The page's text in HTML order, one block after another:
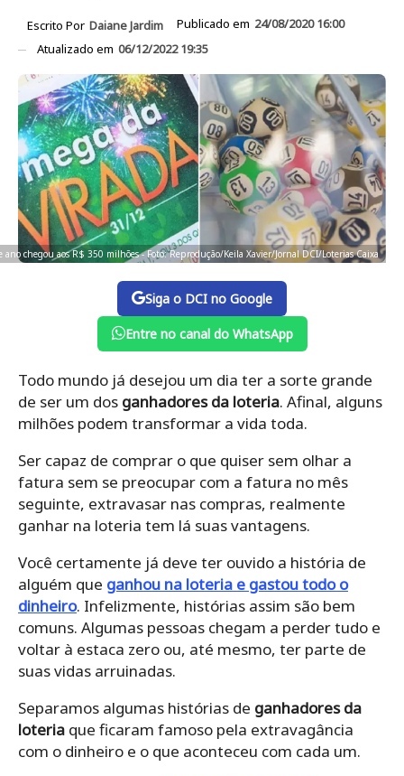
Escrito Por Daiane Jardim Publicado em 24/08/2020 16:00
Atualizado em 06/12/2022 19:35
ano chegou aos R$ 350 milhões - Foto: Reprodução/Keila Xavier/Jornal DCI/Loterias Caixa
Siga o DCI no Google
Entre no canal do WhatsApp
Todo mundo já desejou um dia ter a sorte grande
de ser um dos ganhadores da loteria. Afinal, alguns
milhões podem transformar a vida toda.
Ser capaz de comprar o que quiser sem olhar a
fatura sem se preocupar com a fatura no mês
seguinte, extravasar nas compras, realmente
ganhar na loteria tem lá suas vantagens.
Você certamente já deve ter ouvido a história de
alguém que ganhou na loteria e gastou todo o
dinheiro. Infelizmente, histórias assim são bem
comuns. Algumas pessoas chegam a perder tudo e
voltar à estaca zero ou, até mesmo, ter parte de
suas vidas arruinadas.
Separamos algumas histórias de ganhadores da
loteria que ficaram famoso pela extravagância
com o dinheiro e o que aconteceu com cada um.